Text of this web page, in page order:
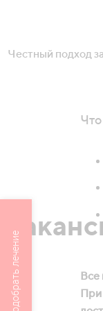
Честный подход
Узнайте
Все
При
Подобрать лечение